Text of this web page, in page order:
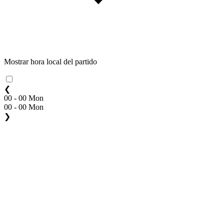
Mostrar hora local del partido
❮
00 - 00 Mon
00 - 00 Mon
❯